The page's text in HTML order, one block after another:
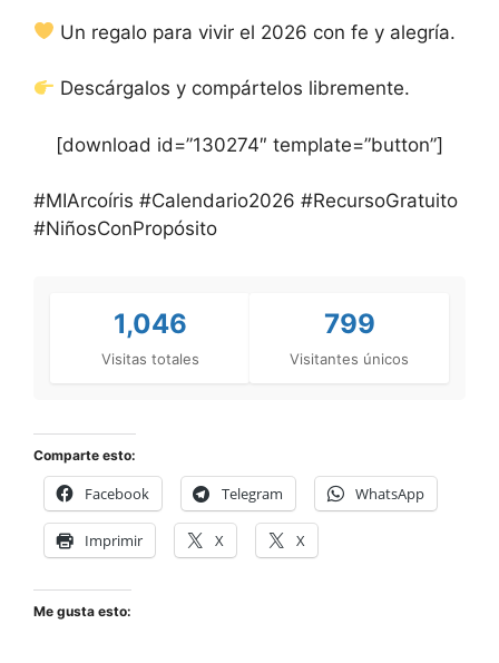
Un regalo para vivir el 2026 con fe y alegría.
Descárgalos y compártelos libremente.
[download id=”130274″ template=”button”]
#MIArcoíris #Calendario2026 #RecursoGratuito
#NiñosConPropósito
1,046
Visitas totales
799
Visitantes únicos
Comparte esto:
Facebook Telegram WhatsApp
Imprimir X X
Me gusta esto: